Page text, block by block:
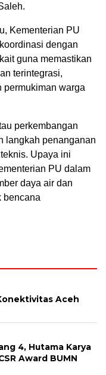
Kementerian PU
dengan
guna memastikan
terintegrasi,
permukiman warga
perkembangan
langkah penanganan
Upaya ini
PU dalam
daya air dan
bencana
Aceh
4, Hutama Karya
Award BUMN